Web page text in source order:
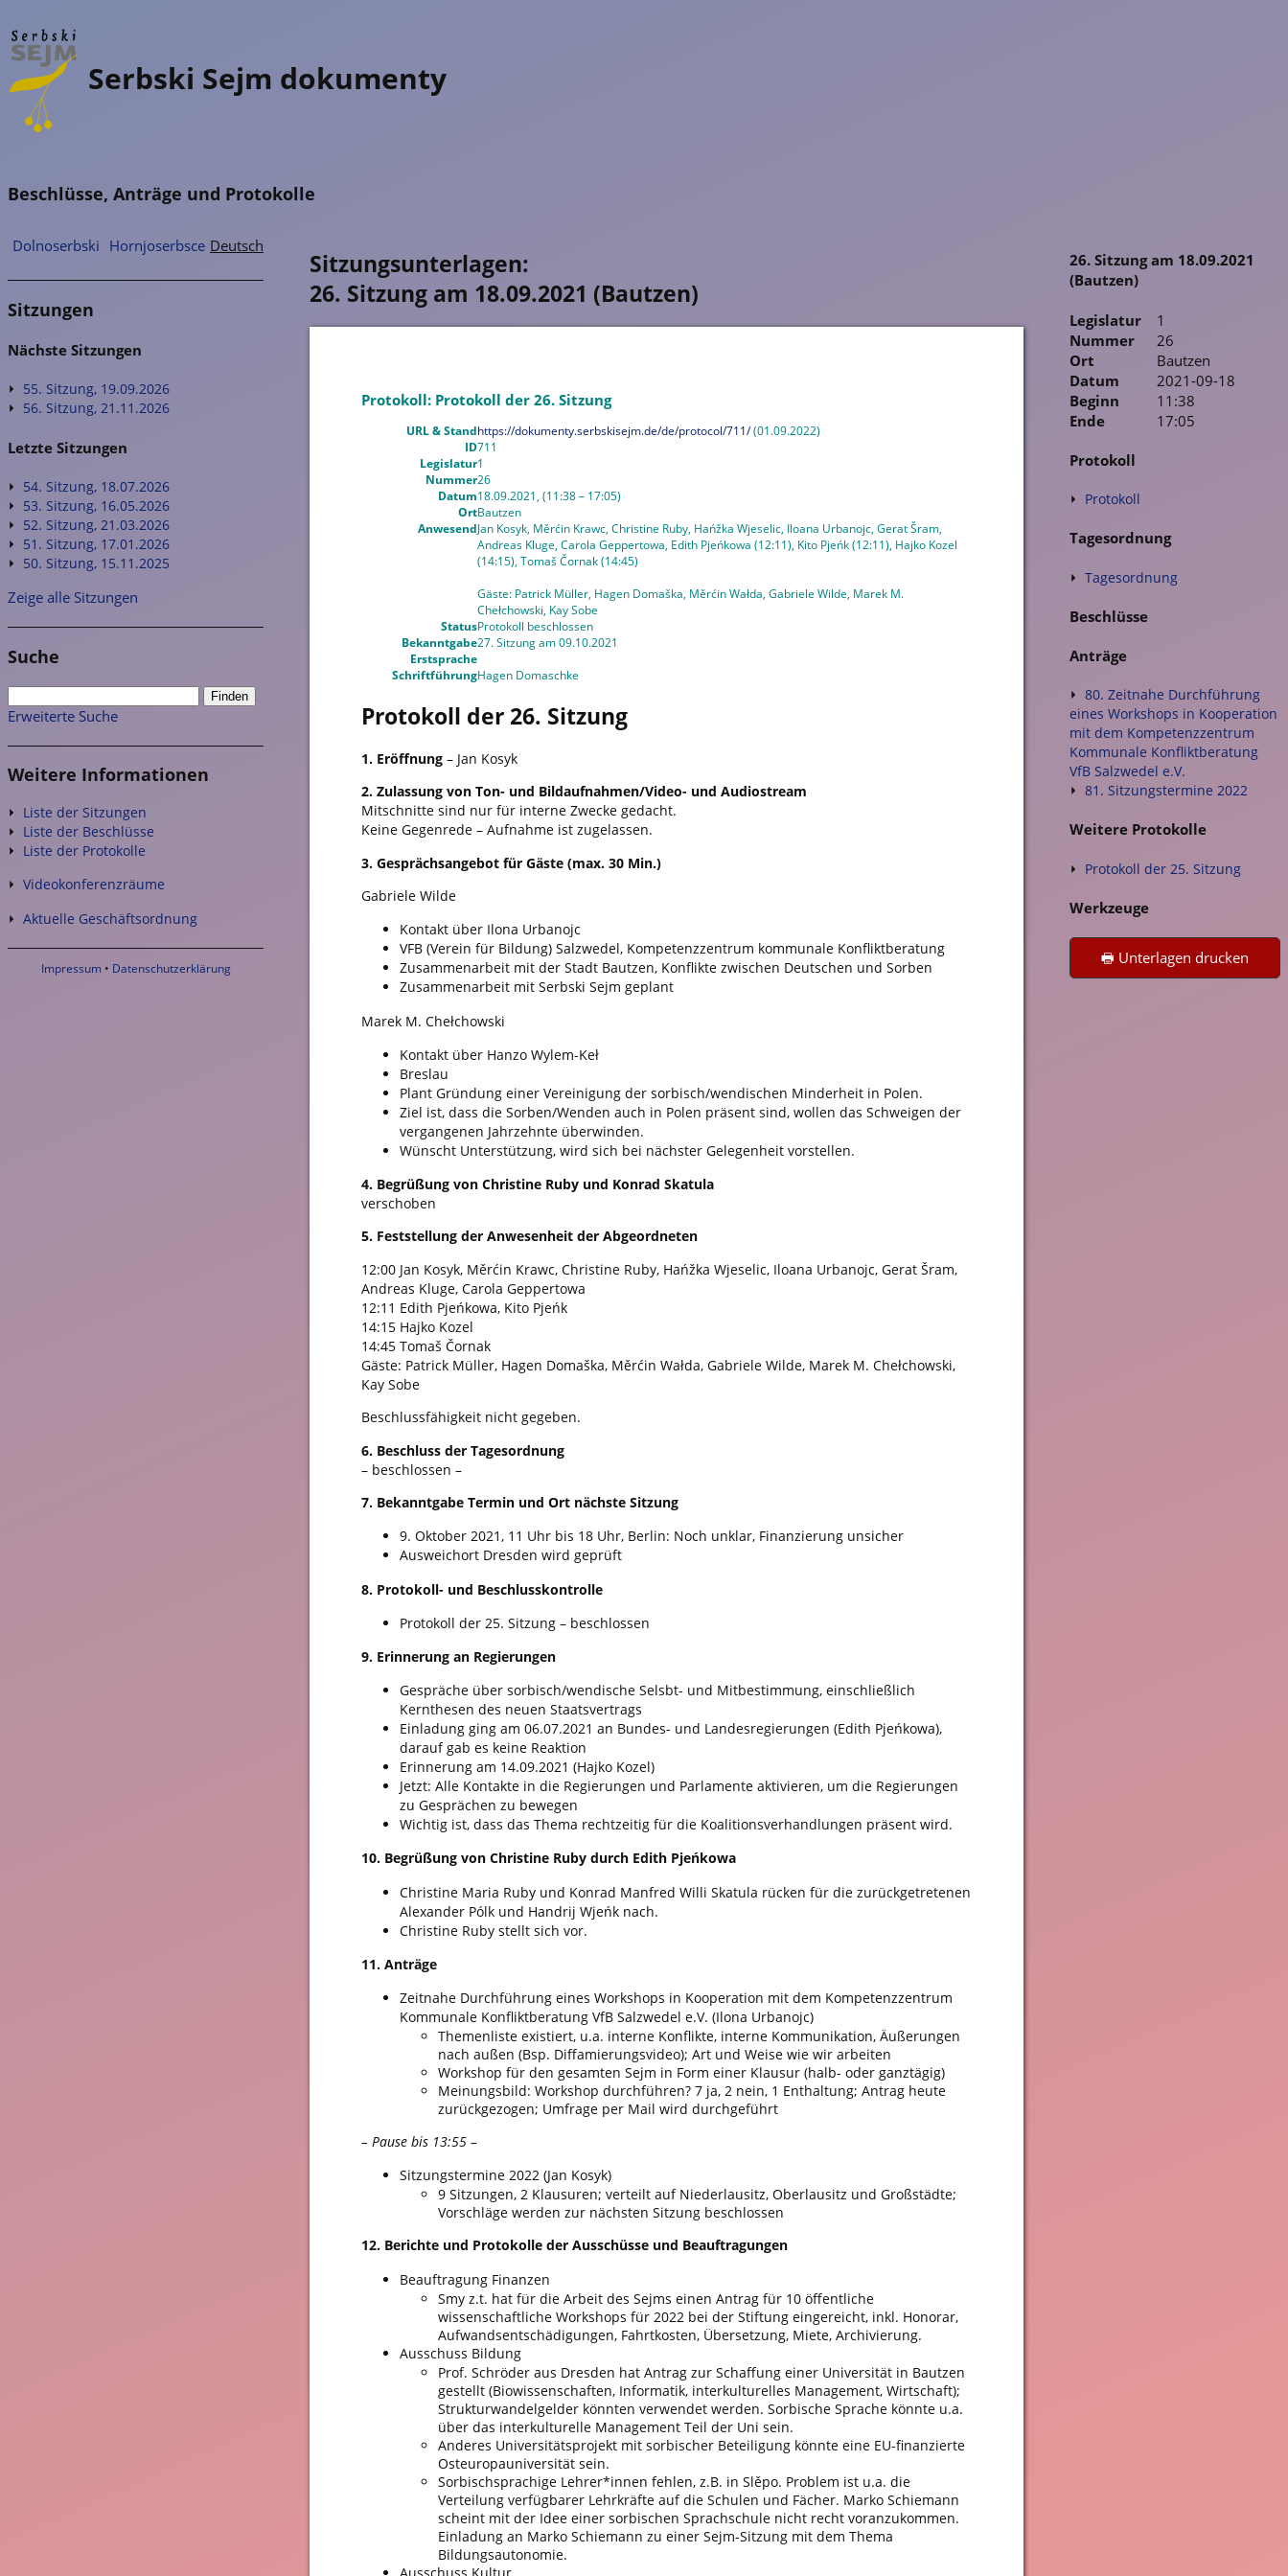
Dolnoserbski Hornjoserbsce Deutsch
Serbski Sejm dokumenty
Beschlüsse, Anträge und Protokolle
Sitzungen
Nächste Sitzungen
55. Sitzung, 19.09.2026
56. Sitzung, 21.11.2026
Letzte Sitzungen
54. Sitzung, 18.07.2026
53. Sitzung, 16.05.2026
52. Sitzung, 21.03.2026
51. Sitzung, 17.01.2026
50. Sitzung, 15.11.2025
Zeige alle Sitzungen
Suche
Erweiterte Suche
Weitere Informationen
Liste der Sitzungen
Liste der Beschlüsse
Liste der Protokolle
Videokonferenzräume
Aktuelle Geschäftsordnung
Impressum• Datenschutzerklärung
26. Sitzung am 18.09.2021
(Bautzen)
Legislatur
1
Nummer
26
Ort
Bautzen
Datum
2021-09-18
Beginn
11:38
Ende
17:05
Protokoll
Protokoll
Tagesordnung
Tagesordnung
Beschlüsse
Anträge
80. Zeitnahe Durchführung
eines Workshops in Kooperation
mit dem Kompetenzzentrum
Kommunale Konfliktberatung
VfB Salzwedel e.V.
81. Sitzungstermine 2022
Weitere Protokolle
Protokoll der 25. Sitzung
Werkzeuge
🖶 Unterlagen drucken
Sitzungsunterlagen:
26. Sitzung am 18.09.2021 (Bautzen)
Protokoll: Protokoll der 26. Sitzung
URL & Standhttps://dokumenty.serbskisejm.de/de/protocol/711/(01.09.2022)
ID711
Legislatur1
Nummer26
Datum18.09.2021, (11:38 – 17:05)
OrtBautzen
AnwesendJan Kosyk, Měrćin Krawc, Christine Ruby, Hańžka Wjeselic, Iloana Urbanojc, Gerat Šram,
Andreas Kluge, Carola Geppertowa, Edith Pjeńkowa (12:11), Kito Pjeńk (12:11), Hajko Kozel
(14:15), Tomaš Čornak (14:45)
Gäste: Patrick Müller, Hagen Domaška, Měrćin Wałda, Gabriele Wilde, Marek M.
Chełchowski, Kay Sobe
StatusProtokoll beschlossen
Bekanntgabe27. Sitzung am 09.10.2021
Erstsprache
SchriftführungHagen Domaschke
Protokoll der 26. Sitzung
1. Eröffnung– Jan Kosyk
2. Zulassung von Ton- und Bildaufnahmen/Video- und Audiostream
Mitschnitte sind nur für interne Zwecke gedacht.
Keine Gegenrede – Aufnahme ist zugelassen.
3. Gesprächsangebot für Gäste (max. 30 Min.)
Gabriele Wilde
Kontakt über Ilona Urbanojc
VFB (Verein für Bildung) Salzwedel, Kompetenzzentrum kommunale Konfliktberatung
Zusammenarbeit mit der Stadt Bautzen, Konflikte zwischen Deutschen und Sorben
Zusammenarbeit mit Serbski Sejm geplant
Marek M. Chełchowski
Kontakt über Hanzo Wylem-Keł
Breslau
Plant Gründung einer Vereinigung der sorbisch/wendischen Minderheit in Polen.
Ziel ist, dass die Sorben/Wenden auch in Polen präsent sind, wollen das Schweigen der
vergangenen Jahrzehnte überwinden.
Wünscht Unterstützung, wird sich bei nächster Gelegenheit vorstellen.
4. Begrüßung von Christine Ruby und Konrad Skatula
verschoben
5. Feststellung der Anwesenheit der Abgeordneten
12:00 Jan Kosyk, Měrćin Krawc, Christine Ruby, Hańžka Wjeselic, Iloana Urbanojc, Gerat Šram,
Andreas Kluge, Carola Geppertowa
12:11 Edith Pjeńkowa, Kito Pjeńk
14:15 Hajko Kozel
14:45 Tomaš Čornak
Gäste: Patrick Müller, Hagen Domaška, Měrćin Wałda, Gabriele Wilde, Marek M. Chełchowski,
Kay Sobe
Beschlussfähigkeit nicht gegeben.
6. Beschluss der Tagesordnung
– beschlossen –
7. Bekanntgabe Termin und Ort nächste Sitzung
9. Oktober 2021, 11 Uhr bis 18 Uhr, Berlin: Noch unklar, Finanzierung unsicher
Ausweichort Dresden wird geprüft
8. Protokoll- und Beschlusskontrolle
Protokoll der 25. Sitzung – beschlossen
9. Erinnerung an Regierungen
Gespräche über sorbisch/wendische Selsbt- und Mitbestimmung, einschließlich
Kernthesen des neuen Staatsvertrags
Einladung ging am 06.07.2021 an Bundes- und Landesregierungen (Edith Pjeńkowa),
darauf gab es keine Reaktion
Erinnerung am 14.09.2021 (Hajko Kozel)
Jetzt: Alle Kontakte in die Regierungen und Parlamente aktivieren, um die Regierungen
zu Gesprächen zu bewegen
Wichtig ist, dass das Thema rechtzeitig für die Koalitionsverhandlungen präsent wird.
10. Begrüßung von Christine Ruby durch Edith Pjeńkowa
Christine Maria Ruby und Konrad Manfred Willi Skatula rücken für die zurückgetretenen
Alexander Pólk und Handrij Wjeńk nach.
Christine Ruby stellt sich vor.
11. Anträge
Zeitnahe Durchführung eines Workshops in Kooperation mit dem Kompetenzzentrum
Kommunale Konfliktberatung VfB Salzwedel e.V. (Ilona Urbanojc)
Themenliste existiert, u.a. interne Konflikte, interne Kommunikation, Äußerungen
nach außen (Bsp. Diffamierungsvideo); Art und Weise wie wir arbeiten
Workshop für den gesamten Sejm in Form einer Klausur (halb- oder ganztägig)
Meinungsbild: Workshop durchführen? 7 ja, 2 nein, 1 Enthaltung; Antrag heute
zurückgezogen; Umfrage per Mail wird durchgeführt
– Pause bis 13:55 –
Sitzungstermine 2022 (Jan Kosyk)
9 Sitzungen, 2 Klausuren; verteilt auf Niederlausitz, Oberlausitz und Großstädte;
Vorschläge werden zur nächsten Sitzung beschlossen
12. Berichte und Protokolle der Ausschüsse und Beauftragungen
Beauftragung Finanzen
Smy z.t. hat für die Arbeit des Sejms einen Antrag für 10 öffentliche
wissenschaftliche Workshops für 2022 bei der Stiftung eingereicht, inkl. Honorar,
Aufwandsentschädigungen, Fahrtkosten, Übersetzung, Miete, Archivierung.
Ausschuss Bildung
Prof. Schröder aus Dresden hat Antrag zur Schaffung einer Universität in Bautzen
gestellt (Biowissenschaften, Informatik, interkulturelles Management, Wirtschaft);
Strukturwandelgelder könnten verwendet werden. Sorbische Sprache könnte u.a.
über das interkulturelle Management Teil der Uni sein.
Anderes Universitätsprojekt mit sorbischer Beteiligung könnte eine EU-finanzierte
Osteuropauniversität sein.
Sorbischsprachige Lehrer*innen fehlen, z.B. in Slěpo. Problem ist u.a. die
Verteilung verfügbarer Lehrkräfte auf die Schulen und Fächer. Marko Schiemann
scheint mit der Idee einer sorbischen Sprachschule nicht recht voranzukommen.
Einladung an Marko Schiemann zu einer Sejm-Sitzung mit dem Thema
Bildungsautonomie.
Ausschuss Kultur